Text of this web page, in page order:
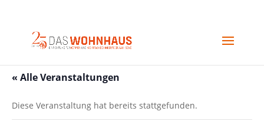
« Alle Veranstaltungen
Diese Veranstaltung hat bereits stattgefunden.